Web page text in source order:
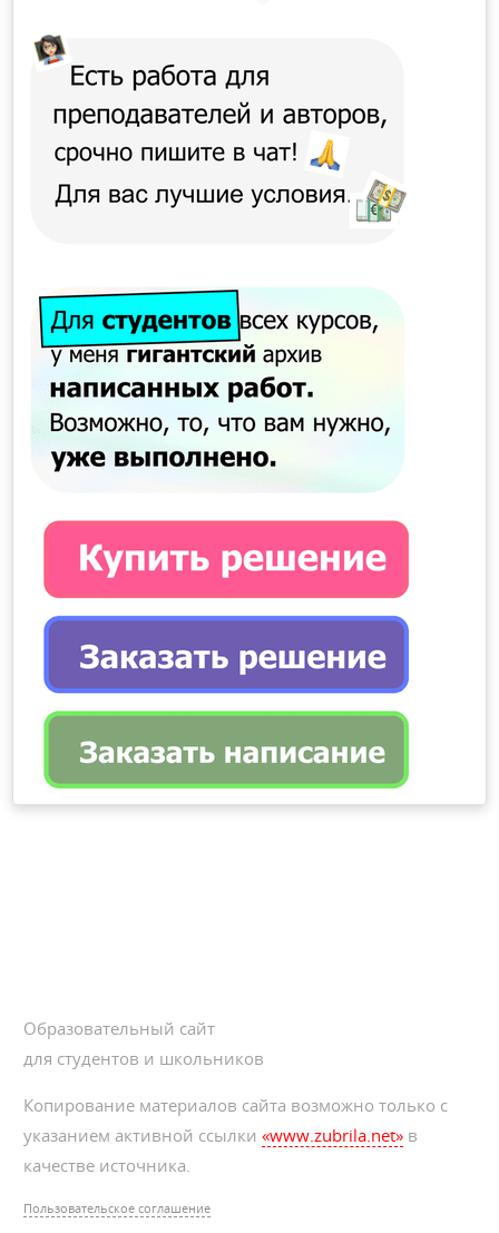
Образовательный сайт
для студентов и школьников
Копирование материалов сайта возможно только с
указанием активной ссылки«www.zubrila.net» в
качестве источника.
Пользовательское соглашение